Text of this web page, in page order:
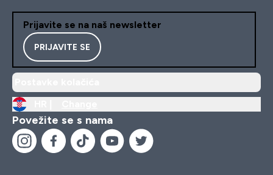
Prijavite se na naš newsletter
PRIJAVITE SE
Povežite se s nama